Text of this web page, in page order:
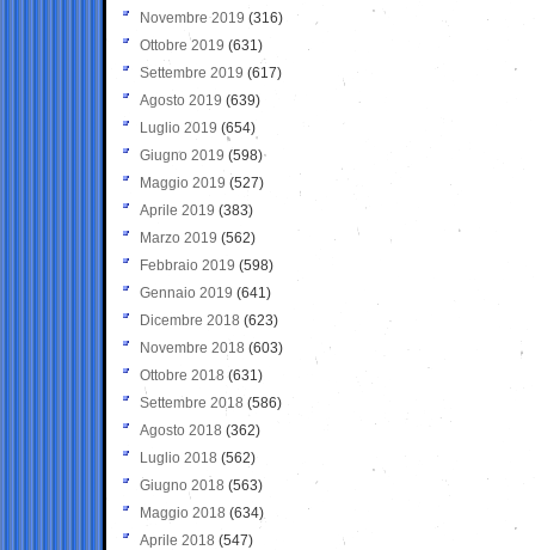
Novembre 2019 (316)
Ottobre 2019 (631)
Settembre 2019 (617)
Agosto 2019 (639)
Luglio 2019 (654)
Giugno 2019 (598)
Maggio 2019 (527)
Aprile 2019 (383)
Marzo 2019 (562)
Febbraio 2019 (598)
Gennaio 2019 (641)
Dicembre 2018 (623)
Novembre 2018 (603)
Ottobre 2018 (631)
Settembre 2018 (586)
Agosto 2018 (362)
Luglio 2018 (562)
Giugno 2018 (563)
Maggio 2018 (634)
Aprile 2018 (547)